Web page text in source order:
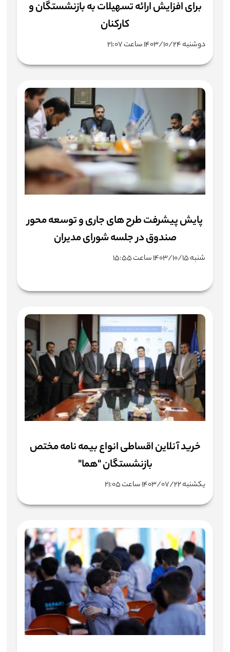
برای افزایش ارائه تسهیلات به بازنشستگان و
کارکنان
دوشنبه ۱۴۰۳/۱۰/۲۴ ساعت ۲۱:۰۷
پایش پیشرفت طرح های جاری و توسعه محور
صندوق در جلسه شورای مدیران
شنبه ۱۴۰۳/۱۰/۱۵ ساعت ۱۵:۵۵
خرید آنلاین اقساطی انواع بیمه نامه مختص
بازنشستگان "هما"
یکشنبه ۱۴۰۳/۰۷/۲۲ ساعت ۲۱:۰۵